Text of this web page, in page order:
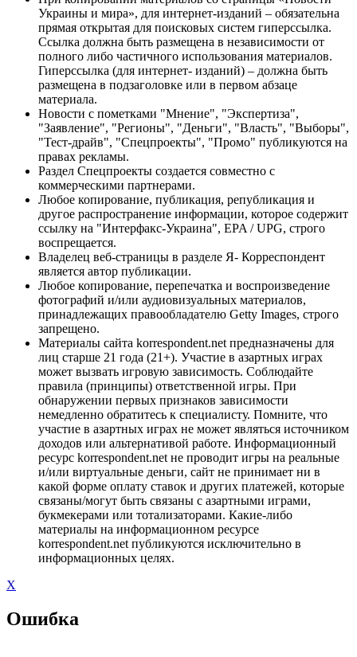
Украины и мира», для интернет-изданий – обязательна
прямая открытая для поисковых систем гиперссылка.
Ссылка должна быть размещена в независимости от
полного либо частичного использования материалов.
Гиперссылка (для интернет- изданий) – должна быть
размещена в подзаголовке или в первом абзаце
материала.
Новости с пометками "Мнение", "Экспертиза",
"Заявление", "Регионы", "Деньги", "Власть", "Выборы",
"Тест-драйв", "Спецпроекты", "Промо" публикуются на
правах рекламы.
Раздел Спецпроекты создается совместно с
коммерческими партнерами.
Любое копирование, публикация, републикация и
другое распространение информации, которое содержит
ссылку на "Интерфакс-Украина", EPA / UPG, строго
воспрещается.
Владелец веб-страницы в разделе Я- Корреспондент
является автор публикации.
Любое копирование, перепечатка и воспроизведение
фотографий и/или аудиовизуальных материалов,
принадлежащих правообладателю Getty Images, строго
запрещено.
Материалы сайта korrespondent.net предназначены для
лиц старше 21 года (21+). Участие в азартных играх
может вызвать игровую зависимость. Соблюдайте
правила (принципы) ответственной игры. При
обнаружении первых признаков зависимости
немедленно обратитесь к специалисту. Помните, что
участие в азартных играх не может являться источником
доходов или альтернативой работе. Информационный
ресурс korrespondent.net не проводит игры на реальные
и/или виртуальные деньги, сайт не принимает ни в
какой форме оплату ставок и других платежей, которые
связаны/могут быть связаны с азартными играми,
букмекерами или тотализаторами. Какие-либо
материалы на информационном ресурсе
korrespondent.net публикуются исключительно в
информационных целях.
X
Ошибка